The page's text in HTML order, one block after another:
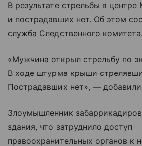
В результате стрельбы в
и пострадавших нет. Об этом
служба Следственного комитета.
«Мужчина открыл стрельбу по
В ходе штурма крыши
Пострадавших нет», —
Злоумышленник
здания, что затруднило доступ
правоохранительных органов к